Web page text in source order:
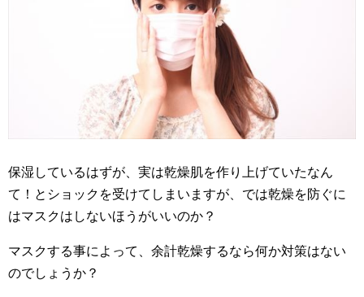
保湿しているはずが、実は乾燥肌を作り上げていたなん
て！とショックを受けてしまいますが、では乾燥を防ぐに
はマスクはしないほうがいいのか？
マスクする事によって、余計乾燥するなら何か対策はない
のでしょうか？